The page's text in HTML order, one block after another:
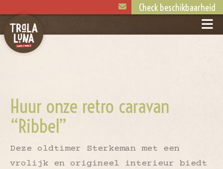
Check beschikbaarheid
Huur onze retro caravan
“Ribbel”
Deze oldtimer Sterkeman met een
vrolijk en origineel interieur biedt